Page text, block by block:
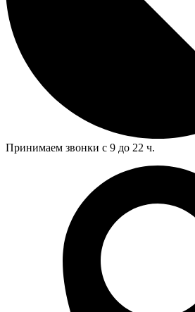
Принимаем звонки с 9 до 22 ч.